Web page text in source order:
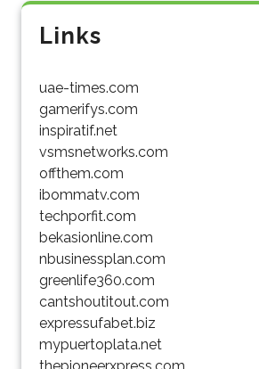
Links
uae-times.com
gamerifys.com
inspiratif.net
vsmsnetworks.com
offthem.com
ibommatv.com
techporfit.com
bekasionline.com
nbusinessplan.com
greenlife360.com
cantshoutitout.com
expressufabet.biz
mypuertoplata.net